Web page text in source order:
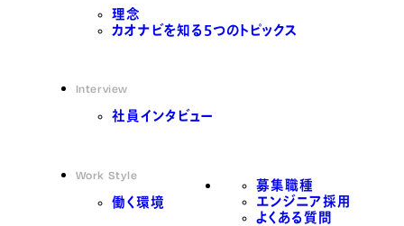
理念
カオナビを知る5つのトピックス
Interview
社員インタビュー
Work Style
働く環境
募集職種
エンジニア採用
よくある質問